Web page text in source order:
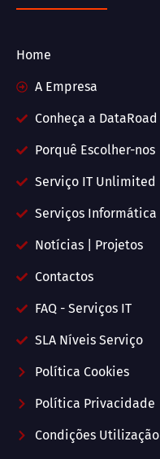
Home
A Empresa
Conheça a DataRoad
Porquê Escolher-nos
Serviço IT Unlimited
Serviços Informática
Notícias | Projetos
Contactos
FAQ - Serviços IT
SLA Níveis Serviço
Política Cookies
Política Privacidade
Condições Utilização